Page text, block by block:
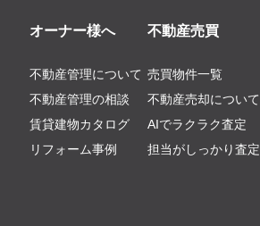
オーナー様へ
不動産管理について
不動産管理の相談
賃貸建物カタログ
リフォーム事例
不動産売買
売買物件一覧
不動産売却について
AIでラクラク査定
担当がしっかり査定